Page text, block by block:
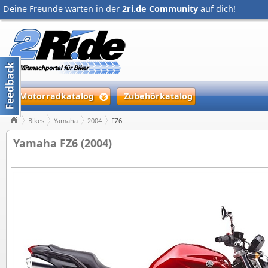
Deine Freunde warten in der 2ri.de Community auf dich!
Motorradkatalog Zubehörkatalog
Bikes Yamaha 2004 FZ6
Yamaha FZ6 (2004)